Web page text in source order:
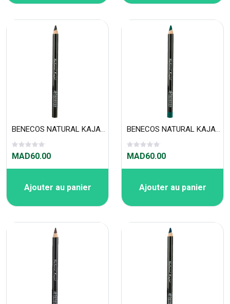
BENECOS NATURAL KAJAL NOIR
MAD60.00
Ajouter au panier
BENECOS NATURAL KAJAL - VERT
MAD60.00
Ajouter au panier